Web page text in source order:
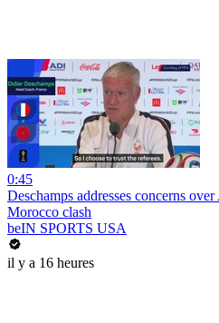
0:45
Deschamps addresses concerns
Morocco clash
beIN SPORTS USA
il y a 16 heures